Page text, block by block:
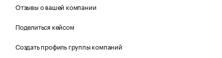
Отзывы о вашей компании
Поделиться кейсом
Создать профиль группы компаний